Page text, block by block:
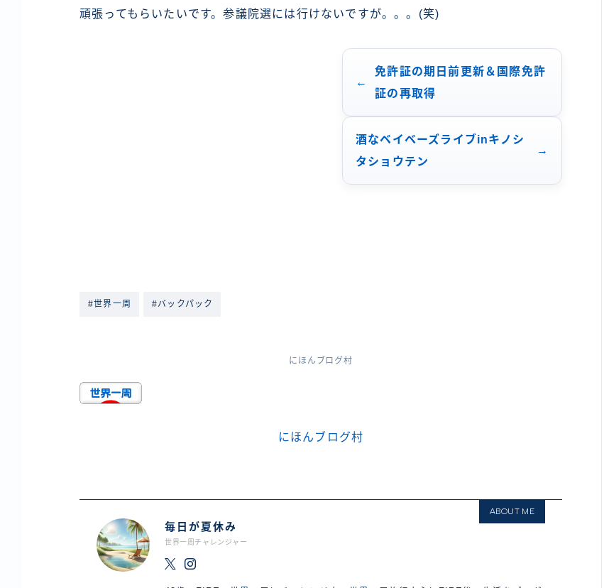
頑張ってもらいたいです。参議院選には行けないですが。。。(笑)
免許証の期日前更新＆国際免許
証の再取得
酒なベイベーズライブinキノシ
タショウテン
#世界一周 #バックパック
にほんブログ村
にほんブログ村
ABOUT ME
毎日が夏休み
世界一周チャレンジャー